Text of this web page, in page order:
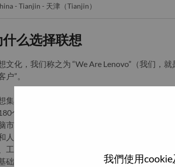
我們使用
- Tianjin - 天津（Tianjin）
什么选择联想
文化，我们称之为 “We Are Lenovo”（我们，
户”。
集团是一家年收入830亿美元的全球化科技巨
个市场数以百万计的客户。为实现“智能，为
市场冠军地位的基础上，积极构建全栈式的计
人工智能优化的终端、基础设施、软件、解决
工作站、智能手机、平板电脑等终端产品，服
础设施产品。这一变革与联想改变世界的创新